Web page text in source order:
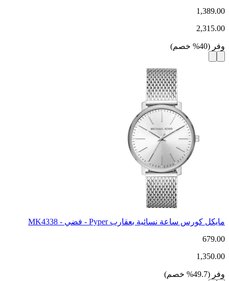
1,389.00
2,315.00
وفر (
40
% خصم)
مايكل كورس ساعة نسائية بعقارب Pyper - فضي - MK4338
679.00
1,350.00
وفر (
49.7
% خصم)